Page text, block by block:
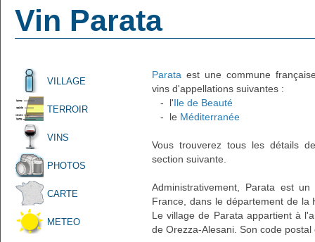
Vin Parata
VILLAGE
TERROIR
VINS
PHOTOS
CARTE
METEO
Parata est une commune
vins d'appellations suivantes :
- l'Ile de Beauté
- le Méditerranée
Vous trouverez tous les détails
section suivante.
Administrativement, Parata est
France, dans le département de la
Le village de Parata appartient à
de Orezza-Alesani. Son code postal